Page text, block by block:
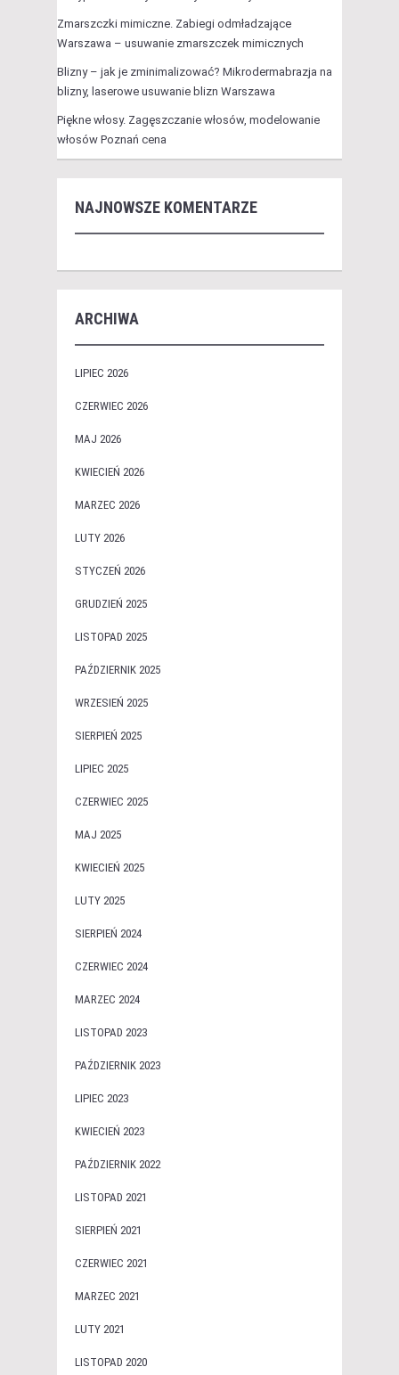
Zmarszczki mimiczne. Zabiegi odmładzające
Warszawa – usuwanie zmarszczek mimicznych
Blizny – jak je zminimalizować? Mikrodermabrazja na
blizny, laserowe usuwanie blizn Warszawa
Piękne włosy. Zagęszczanie włosów, modelowanie
włosów Poznań cena
NAJNOWSZE KOMENTARZE
ARCHIWA
LIPIEC 2026
CZERWIEC 2026
MAJ 2026
KWIECIEŃ 2026
MARZEC 2026
LUTY 2026
STYCZEŃ 2026
GRUDZIEŃ 2025
LISTOPAD 2025
PAŹDZIERNIK 2025
WRZESIEŃ 2025
SIERPIEŃ 2025
LIPIEC 2025
CZERWIEC 2025
MAJ 2025
KWIECIEŃ 2025
LUTY 2025
SIERPIEŃ 2024
CZERWIEC 2024
MARZEC 2024
LISTOPAD 2023
PAŹDZIERNIK 2023
LIPIEC 2023
KWIECIEŃ 2023
PAŹDZIERNIK 2022
LISTOPAD 2021
SIERPIEŃ 2021
CZERWIEC 2021
MARZEC 2021
LUTY 2021
LISTOPAD 2020